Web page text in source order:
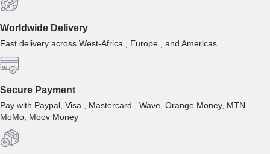
Worldwide Delivery
Fast delivery across West-Africa , Europe , and Americas.
Secure Payment
Pay with Paypal, Visa , Mastercard , Wave, Orange Money, MTN
MoMo, Moov Money